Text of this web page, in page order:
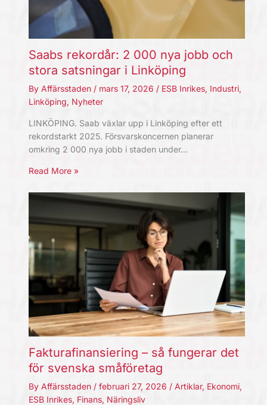
Saabs rekordår: 2 000 nya jobb och
stora satsningar i Linköping
By Affärsstaden / mars 17, 2026 / ESB Inrikes, Industri,
Linköping, Nyheter
LINKÖPING. Saab växlar upp i Linköping efter ett
rekordstarkt 2025. Försvarskoncernen planerar
omkring 2 000 nya jobb i staden under…
Read More »
Fakturafinansiering – så fungerar det
för svenska småföretag
By Affärsstaden / februari 27, 2026 / Artiklar, Ekonomi,
ESB Inrikes, Finans, Näringsliv